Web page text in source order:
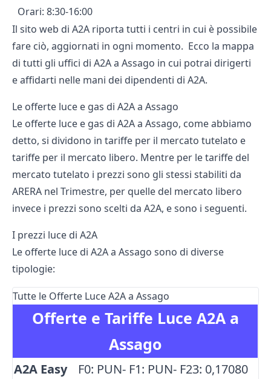
Orari: 8:30-16:00
Il sito web di A2A riporta tutti i centri in cui è possibile
fare ciò, aggiornati in ogni momento. Ecco la mappa
di tutti gli uffici di A2Aa Assago in cui potrai dirigerti
e affidarti nelle mani dei dipendenti di A2A.
Le offerte luce e gas di A2A a Assago
Le offerte luce e gas di A2A a Assago, come abbiamo
detto, si dividono in tariffe per il mercato tutelato e
tariffe per il mercato libero. Mentre per le tariffe del
mercato tutelato i prezzi sono gli stessi stabiliti da
ARERA nel Trimestre, per quelle del mercato libero
invece i prezzi sono scelti da A2A, e sono i seguenti.
I prezzi luce di A2A
Le offerte luce di A2A a Assago sono di diverse
tipologie:
Tutte le Offerte Luce A2A a Assago
Offerte e Tariffe Luce A2A a
Assago
A2A Easy
F0: PUN- F1: PUN- F23: 0,17080